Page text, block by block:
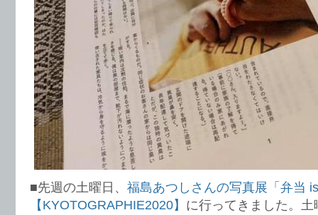
■先週の土曜日、 福島あつしさんの写真展「弁当
【KYOTOGRAPHIE2020】 に行ってきました。